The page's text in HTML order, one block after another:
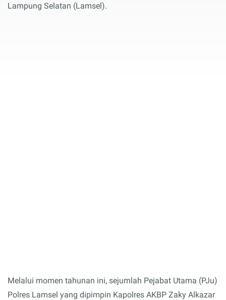
Lampung Selatan (Lamsel).
Melalui momen tahunan ini, sejumlah Pejabat Utama (PJu)
Polres Lamsel yang dipimpin Kapolres AKBP Zaky Alkazar